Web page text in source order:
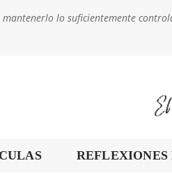
lo suficientemente
REFLEXIONES